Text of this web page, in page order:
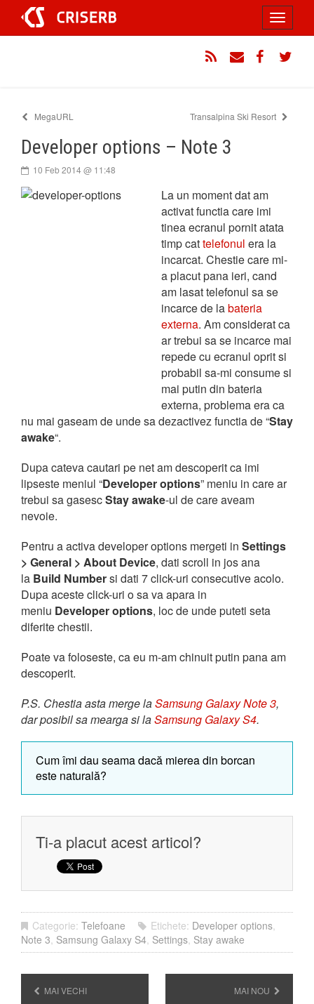
conținut
Toggle
MegaURL Transalpina Ski Resort
Developer options – Note 3
10 Feb 2014 @ 11:48
La un moment dat am
activat functia care imi
tinea ecranul pornit atata
timp cattelefonul era la
incarcat. Chestie care mi-
a placut pana ieri, cand
am lasat telefonul sa se
incarce de labateria
externa. Am considerat ca
ar trebui sa se incarce mai
repede cu ecranul oprit si
probabil sa-mi consume si
mai putin din bateria
externa, problema era ca
nu mai gaseam de unde sa dezactivez functia de “Stay
awake“.
Dupa cateva cautari pe net am descoperit ca imi
lipseste meniul “Developer options” meniu in care ar
trebui sa gasescStay awake-ul de care aveam
nevoie.
Pentru a activa developer options mergeti in Settings
> General > About Device, dati scroll in jos ana
la Build Numbersi dati 7 click-uri consecutive acolo.
Dupa aceste click-uri o sa va apara in
meniu Developer options, loc de unde puteti seta
diferite chestii.
Poate va foloseste, ca eu m-am chinuit putin pana am
descoperit.
P.S. Chestia asta merge laSamsung Galaxy Note 3,
dar posibil sa mearga si laSamsung Galaxy S4.
Cum îmi dau seama dacă mierea din borcan
este naturală?
Ti-a placut acest articol?
Categorie: Telefoane Etichete: Developer options,
Note 3, Samsung Galaxy S4, Settings, Stay awake
MAI VECHI MAI NOU